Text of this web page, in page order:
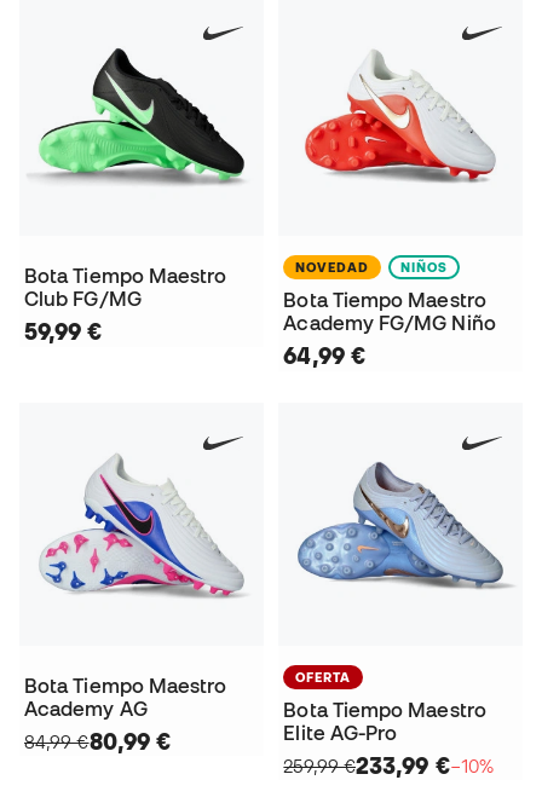
Bota Tiempo Maestro
Club FG/MG
59,99 €
NOVEDAD NIÑOS
Bota Tiempo Maestro
Academy FG/MG Niño
64,99 €
Bota Tiempo Maestro
Academy AG
84,99 €80,99 €
OFERTA
Bota Tiempo Maestro
Elite AG-Pro
259,99 €233,99 €−10%